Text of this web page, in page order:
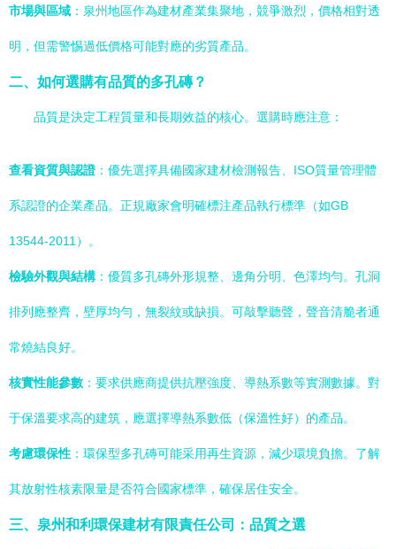
市場與區域 ：泉州地區作為建材產業集聚地，競爭激烈，價格相對透
明，但需警惕過低價格可能對應的劣質產品。
二、如何選購有品質的多孔磚？
品質是決定工程質量和長期效益的核心。選購時應注意：
查看資質與認證：優先選擇具備國家建材檢測報告、ISO質量管理體
系認證的企業產品。正規廠家會明確標注產品執行標準（如GB
13544-2011）。
檢驗外觀與結構：優質多孔磚外形規整、邊角分明、色澤均勻。孔洞
排列應整齊，壁厚均勻，無裂紋或缺損。可敲擊聽聲，聲音清脆者通
常燒結良好。
核實性能參數 ：要求供應商提供抗壓強度、導熱系數等實測數據。對
于保溫要求高的建筑，應選擇導熱系數低（保溫性好）的產品。
考慮環保性 ：環保型多孔磚可能采用再生資源，減少環境負擔。了解
其放射性核素限量是否符合國家標準，確保居住安全。
三、泉州和利環保建材有限責任公司：品質之選